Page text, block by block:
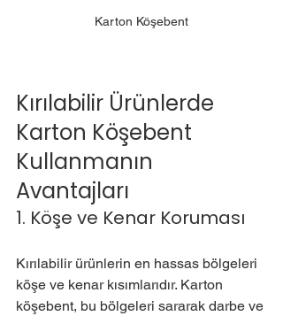
Karton Köşebent
Kırılabilir Ürünlerde
Karton Köşebent
Kullanmanın
Avantajları
1. Köşe ve Kenar Koruması
Kırılabilir ürünlerin en hassas bölgeleri
köşe ve kenar kısımlarıdır. Karton
köşebent, bu bölgeleri sararak darbe ve